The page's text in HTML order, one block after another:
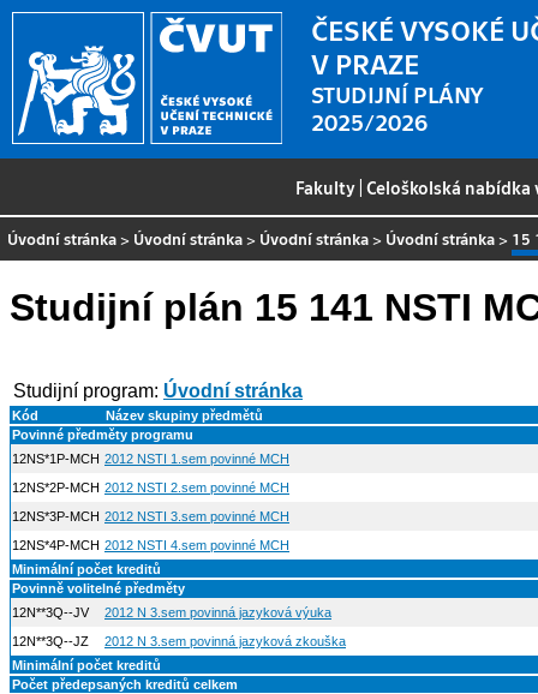
ČESKÉ VYSOKÉ
V PRAZE
STUDIJNÍ PLÁNY
2025/2026
Fakulty |Celoškolská
Úvodní stránka > Úvodní stránka > Úvodní stránka > Úvodní stránka > 15
Studijní plán 15 141 NSTI
Studijní program: Úvodní stránka
Kód
Název skupiny předmětů
Povinné předměty programu
12NS*1P-MCH 2012 NSTI 1.sem povinné MCH
12NS*2P-MCH 2012 NSTI 2.sem povinné MCH
12NS*3P-MCH 2012 NSTI 3.sem povinné MCH
12NS*4P-MCH 2012 NSTI 4.sem povinné MCH
Minimální počet kreditů
Povinně volitelné předměty
12N**3Q--JV
2012 N 3.sem povinná jazyková výuka
12N**3Q--JZ
2012 N 3.sem povinná jazyková zkouška
Minimální počet kreditů
Počet předepsaných kreditů celkem